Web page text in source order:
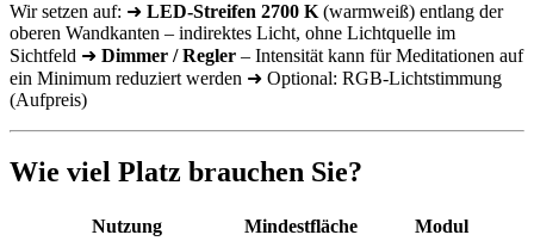
Wir setzen auf: ➜ LED-Streifen 2700 K (warmweiß) entlang der
oberen Wandkanten – indirektes Licht, ohne Lichtquelle im
Sichtfeld ➜ Dimmer / Regler – Intensität kann für Meditationen auf
ein Minimum reduziert werden ➜ Optional: RGB-Lichtstimmung
(Aufpreis)
Wie viel Platz brauchen Sie?
Nutzung Mindestfläche
Modul